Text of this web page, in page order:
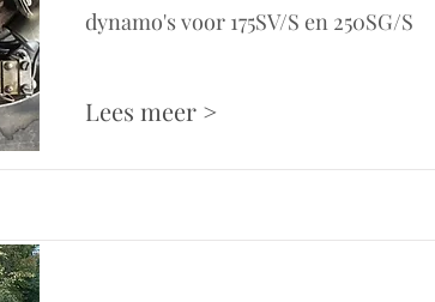
dynamo's voor 175SV/S en 250SG/S
Lees meer >